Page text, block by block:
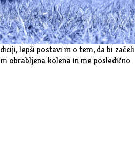
lepši postavi in o tem, da bi začeli
obrabljena kolena in me posledično